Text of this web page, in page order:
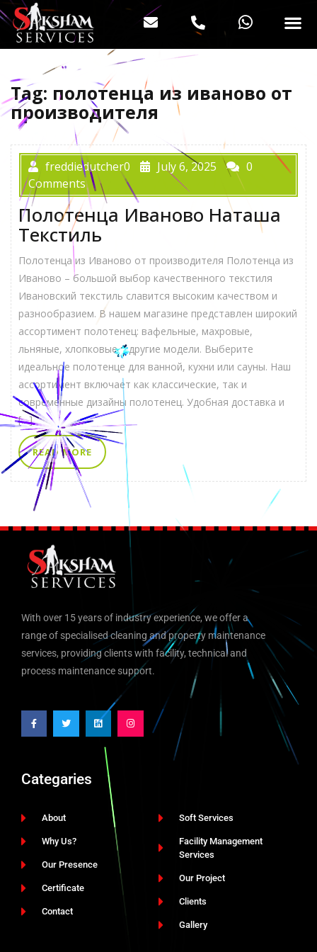
Tag: полотенца из иваново от
производителя
freddiedutcher0 July 6, 2025
0
Comments
Полотенца Иваново Наташа
Текстиль
Полотенца из Иваново от производителя Полотенца из
Иваново – большой выбор качественного текстиля
Ивановский текстиль славится высоким качеством и
разнообразием. В нашем магазине представлен широкий
ассортимент полотенец: вафельные, махровые,
льняные, хлопковые и другие модели. Выберите
идеальное полотенце для ванной, кухни или сауны. Наш
ассортимент включает как классические, так и
современные дизайны полотенец. Удобная доставка и
[…]
READ MORE
With over 15 years of industry experience, we offer a
range of specialised cleaning and property maintenance
services, providing clients with facility, technical and
process maintenance support.
Categaries
About
Why Us?
Our Presence
Certificate
Contact
Soft Services
Facility Management
Services
Our Project
Clients
Gallery